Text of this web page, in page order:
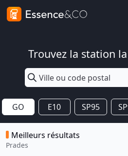
Trouvez la station
GO E10 SP95
Meilleurs résultats
Prades